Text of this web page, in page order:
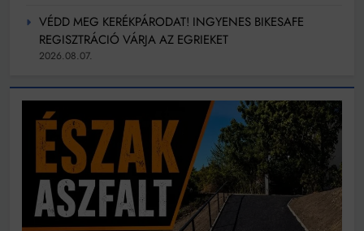
VÉDD MEG KERÉKPÁRODAT! INGYENES BIKESAFE
REGISZTRÁCIÓ VÁRJA AZ EGRIEKET
2026.08.07.